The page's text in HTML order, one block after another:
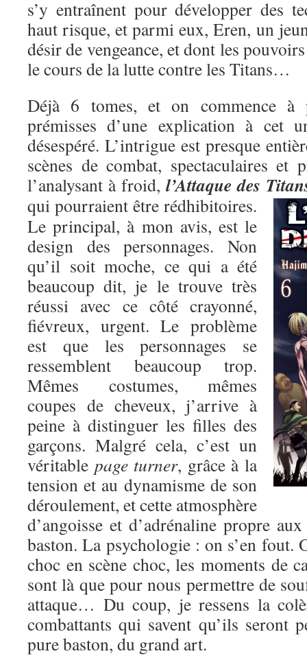
s’y entraînent pour développer des
haut risque, et parmi eux, Eren, un
désir de vengeance, et dont les
le cours de la lutte contre les Titans…
Déjà 6 tomes, et on commence à
prémisses d’une explication à cet
désespéré. L’intrigue est presque
scènes de combat, spectaculaires et
l’analysant à froid, l’Attaque des
qui pourraient être rédhibitoires.
Le principal, à mon avis, est le
design des personnages. Non
qu’il soit moche, ce qui a été
beaucoup dit, je le trouve très
réussi avec ce côté crayonné,
fiévreux, urgent. Le problème
est que les personnages se
ressemblent beaucoup trop.
Mêmes costumes, mêmes
coupes de cheveux, j’arrive à
peine à distinguer les filles des
garçons. Malgré cela, c’est un
véritable page turner, grâce à la
tension et au dynamisme de son
déroulement, et cette atmosphère
d’angoisse et d’adrénaline propre
baston. La psychologie : on s’en fout.
choc en scène choc, les moments de
sont là que pour nous permettre de
attaque… Du coup, je ressens la
combattants qui savent qu’ils seront
pure baston, du grand art.